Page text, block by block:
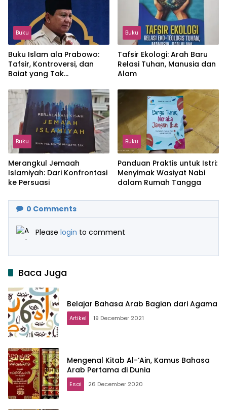
Buku
Buku Islam ala Prabowo:
Tafsir, Kontroversi, dan
Baiat yang Tak
Buku
Tafsir Ekologi: Arah Baru
Relasi Tuhan, Manusia dan
Alam
Buku
Merangkul Jemaah
Islamiyah: Dari Konfrontasi
ke Persuasi
Buku
Panduan Praktis untuk Istri:
Menyimak Wasiyat Nabi
dalam Rumah Tangga
0 Comments
Please login to comment
Baca Juga
Belajar Bahasa Arab Bagian dari Agama
Artikel 19 December 2021
Mengenal Kitab Al-‘Ain, Kamus Bahasa
Arab Pertama di Dunia
Esai 26 December 2020